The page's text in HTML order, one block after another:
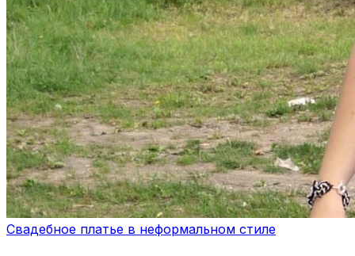
Свадебное платье в неформальном стиле